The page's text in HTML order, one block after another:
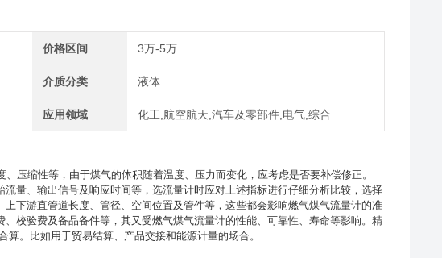
价格区间 3万-5万
介质分类 液体
应用领域 化工,航空航天,汽车及零部件,电气,综合
压缩性等，由于煤气的体积随着温度、压力而变化，应考虑是否要补偿修正。
量、输出信号及响应时间等，选流量计时应对上述指标进行仔细分析比较，选择
下游直管道长度、管径、空间位置及管件等，这些都会影响燃气煤气流量计的准
校验费及备品备件等，其又受燃气煤气流量计的性能、可靠性、寿命等影响。精
。比如用于贸易结算、产品交接和能源计量的场合。